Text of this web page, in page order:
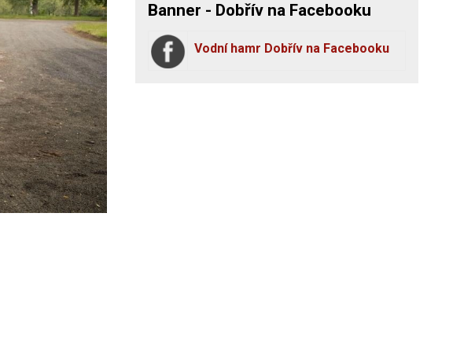
Banner - Dobřív na Facebooku
Vodní hamr Dobřív na Facebooku